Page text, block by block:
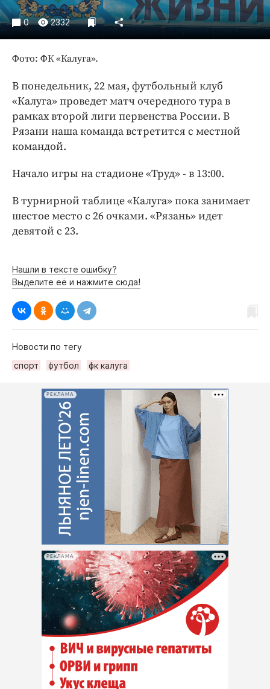
Происшествия
Спорт
Блоги
Издания
Медиаперсона
Интересное чтиво
Клиника года
Работодатель года
0 2332
Фото: ФК «Калуга».
В понедельник, 22 мая, футбольный клуб
«Калуга» проведет матч очередного тура в
рамках второй лиги первенства России. В
Рязани наша команда встретится с местной
командой.
Начало игры на стадионе «Труд» - в 13:00.
В турнирной таблице «Калуга» пока занимает
шестое место с 26 очками. «Рязань» идет
девятой с 23.
Нашли в тексте ошибку?
Выделите её и нажмите сюда!
Новости по тегу
спорт
футбол фк калуга
РЕКЛАМА
РЕКЛАМА